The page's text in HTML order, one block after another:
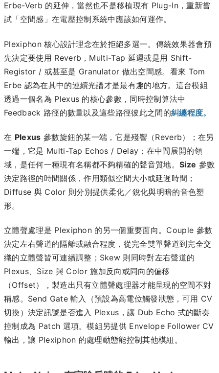
Erbe-Verb 的延伸，當然也不是移植現有 Plug-In，重新嘗
試「空間感」在電壓控制系統中應該如何運作。
Plexiphon 核心設計理念在於拒絕多選一。傳統效果器會預
先決定要使用 Reverb，Multi-Tap 延遲或是用 Shift-
Registor / 或甚至是 Granulator 做出空間感。看來 Tom
Erbe 認為在其中的連續光譜才是最有趣的地方。這台模組
透過一個名為 Plexus 的核心參數，同時控制算法中
Feedback 路徑的數量以及這些路徑彼此之間的糾纏程度。
在 Plexus 參數旋鈕的某一端，它是殘響（Reverb）；在另
一端，它是 Multi-Tap Echos / Delay；在中間展開的領
域，是任何一種現有名稱都不夠精確的聲音質地。Size 參數
決定路徑的時間關係，作用類似空間大小或延遲時間；
Diffuse 與 Color 則分別提供柔化／銳化與明暗的音色塑
形。
立體聲處理是 Plexiphon 的另一個重要面向。Couple 參數
決定左右聲道的隔離或融合程度，從完全雙單聲道到完全交
織的立體聲皆可連續調整；Skew 則同時對左右聲道的
Plexus、Size 與 Color 施加反向或同向的偏移
（Offset），製造出只有立體聲處理器才能呈現的空間不對
稱感。Send Gate 輸入（預設為高電位觸發狀態，可用 CV
切換）決定訊號是否進入 Plexus，讓 Dub Echo 式的斷奏
控制成為 Patch 選項。模組另提供 Envelope Follower CV
輸出，讓 Plexiphon 的處理動態能控制其他模組。